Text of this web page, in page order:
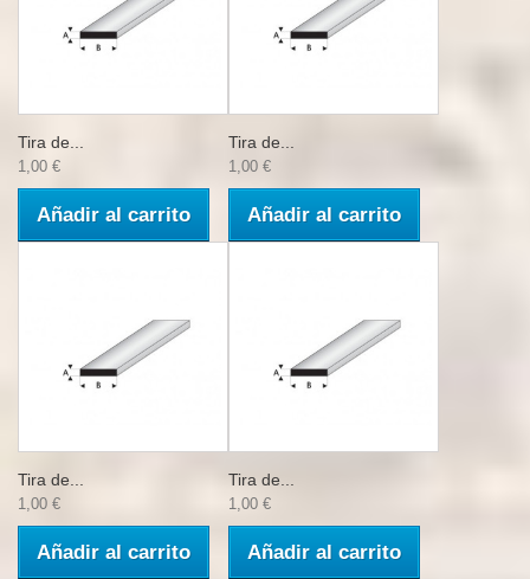
Tira de...
1,00 €
Añadir al carrito
Tira de...
1,00 €
Añadir al carrito
Tira de...
1,00 €
Añadir al carrito
Tira de...
1,00 €
Añadir al carrito